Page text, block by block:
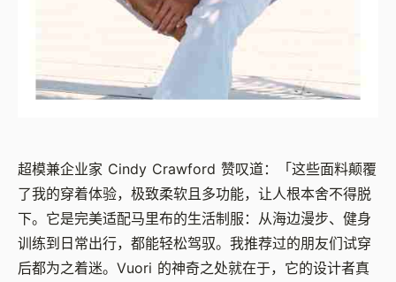
超模兼企业家 Cindy Crawford 赞叹道：「这些面料颠覆
了我的穿着体验，极致柔软且多功能，让人根本舍不得脱
下。它是完美适配马里布的生活制服：从海边漫步、健身
训练到日常出行，都能轻松驾驭。我推荐过的朋友们试穿
后都为之着迷。Vuori 的神奇之处就在于，它的设计者真